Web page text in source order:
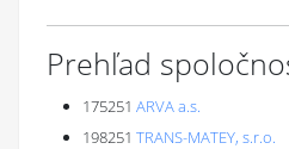
Prehľad
175251 ARVA a.s.
198251 TRANS-MATEY, s.r.o.